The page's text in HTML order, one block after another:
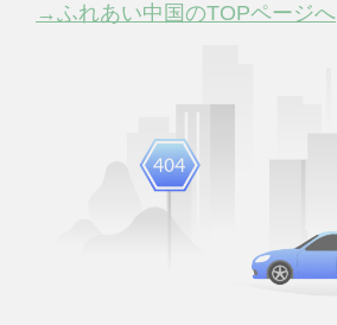
→ふれあい中国のTOPページへ